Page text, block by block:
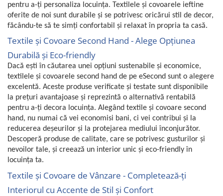
pentru a-ți personaliza locuința. Textilele și covoarele ieftine
oferite de noi sunt durabile și se potrivesc oricărui stil de decor,
făcându-te să te simți confortabil și relaxat în propria ta casă.
Textile și Covoare Second Hand - Alege Opțiunea
Durabilă și Eco-friendly
Dacă ești în căutarea unei opțiuni sustenabile și economice,
textilele și covoarele second hand de pe eSecond sunt o alegere
excelentă. Aceste produse verificate și testate sunt disponibile
la prețuri avantajoase și reprezintă o alternativă rentabilă
pentru a-ți decora locuința. Alegând textile și covoare second
hand, nu numai că vei economisi bani, ci vei contribui și la
reducerea deșeurilor și la protejarea mediului înconjurător.
Descoperă produse de calitate, care se potrivesc gusturilor și
nevoilor tale, și creează un interior unic și eco-friendly în
locuința ta.
Textile și Covoare de Vânzare - Completează-ți
Interiorul cu Accente de Stil și Confort